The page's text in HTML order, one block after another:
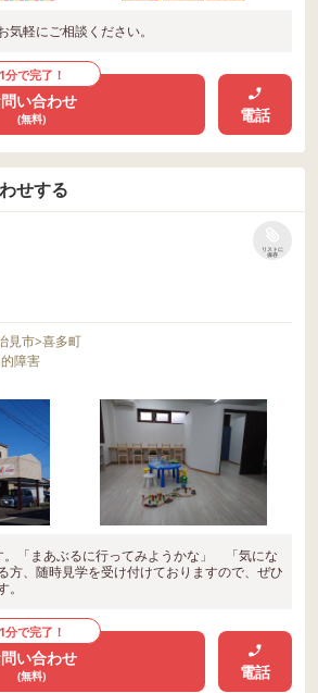
軽にご相談ください。
1分で完了！
い合わせ
(無料) 電話
せする
リストに
保存
見市>喜多町
障害
。「まあぶるに行ってみようかな」 「気にな
、随時見学を受け付けておりますので、ぜひ
1分で完了！
い合わせ
(無料) 電話